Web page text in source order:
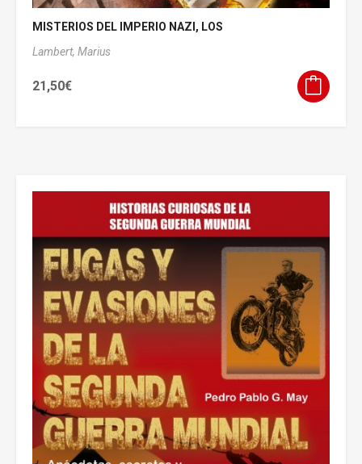
MISTERIOS DEL IMPERIO NAZI, LOS
Lambert, Marius
21,50€